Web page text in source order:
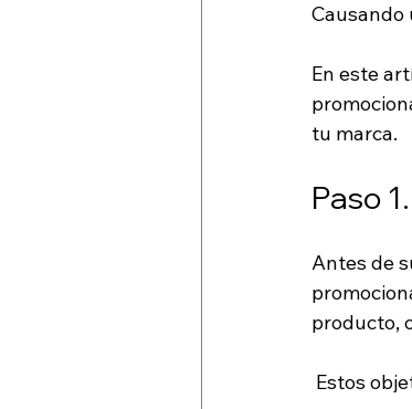
Causando
En este
tu marca.
Paso
Antes de
producto,
Estos